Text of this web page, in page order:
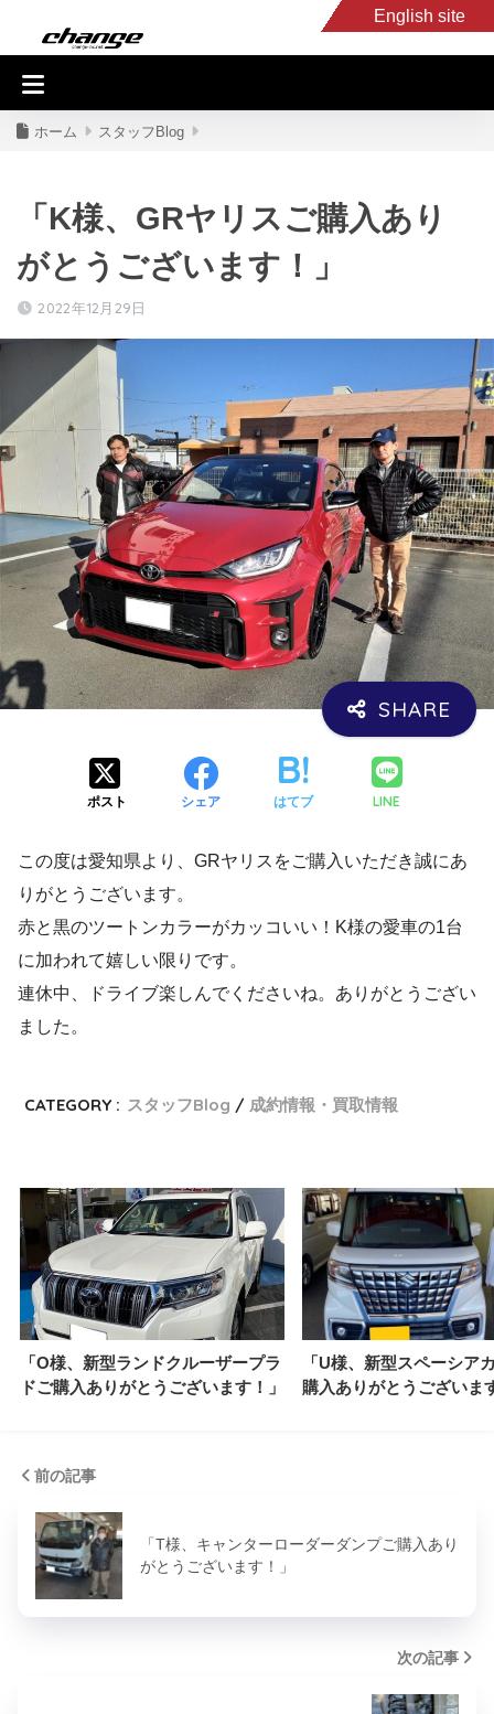
English site
入庫車情報
ホーム スタッフBlog
「K様、GRヤリスご購入あり
がとうございます！」
2022年12月29日
ポスト シェア はてブ LINE
この度は愛知県より、GRヤリスをご購入いただき誠にあ
りがとうございます。
赤と黒のツートンカラーがカッコいい！K様の愛車の1台
に加われて嬉しい限りです。
連休中、ドライブ楽しんでくださいね。ありがとうござい
ました。
CATEGORY : スタッフBlog 成約情報・買取情報
「O様、新型ランドクルーザープラ
ドご購入ありがとうございます！」
「U様、新型スペーシア
購入ありがとうございま
前の記事
「T様、キャンターローダーダンプご購入あり
がとうございます！」
次の記事